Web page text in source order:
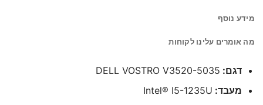
מידע נוסף
מה אומרים עלינו לקוחות
דגם: DELL VOSTRO V3520-5035
מעבד: Intel® I5-1235U